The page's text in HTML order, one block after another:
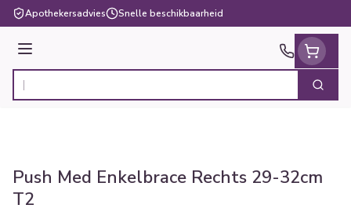
Ga naar de inhoud
Apothekersadvies Snelle beschikbaarheid
Menu
Product, merk, categorie... Zoek
Push Med Enkelbrace Rechts 29-32cm
T2